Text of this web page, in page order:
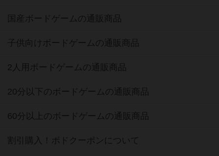
国産ボードゲームの通販商品
子供向けボードゲームの通販商品
2人用ボードゲームの通販商品
20分以下のボードゲームの通販商品
60分以上のボードゲームの通販商品
割引購入！ボドクーポンについて